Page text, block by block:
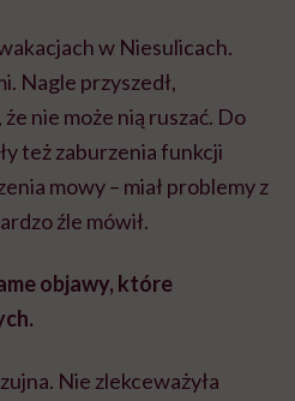
w Niesulicach.
Nagle przyszedł,
nie może nią ruszać. Do
też zaburzenia funkcji
mowy – miał problemy z
źle mówił.
objawy, które
Nie zlekceważyła